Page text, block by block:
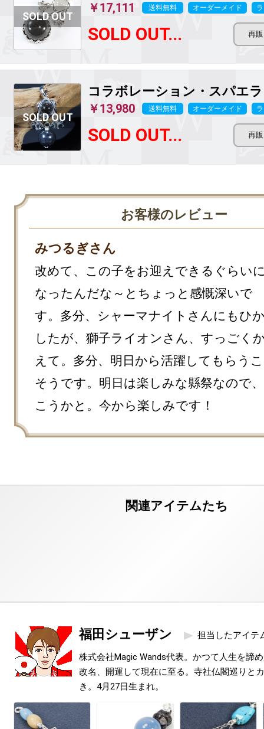
￥17,111 送料無料 オーダーメイド
SOLD OUT...
コラボレーション・スパエラ
￥13,980 送料無料 オーダーメイド
SOLD OUT...
お客様のレビュー
みつるぎさん
改めて、この子をお迎えできるぐらい
なったんだな～とちょっと感慨深いで
す。多分、シャーマナイトさんにもひ
したが、獅子ライオンさん、すっごく
えて。多分、明日から活躍してもらう
そうです。明日は楽しみな縣祭なので
こうかと。今から楽しみです！
福田シューザン 担当したアイテ
株式会社Magic Wands代表。かつて人生を諦
改名、開運して現在に至る。寺社仏閣巡りと
き。4月27日生まれ。